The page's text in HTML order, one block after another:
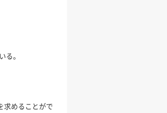
。
求めることがで